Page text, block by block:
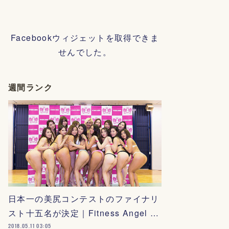
Facebookウィジェットを取得できま
せんでした。
週間ランク
日本一の美尻コンテストのファイナリ
スト十五名が決定｜Fitness Angel …
2018.05.11 03:05